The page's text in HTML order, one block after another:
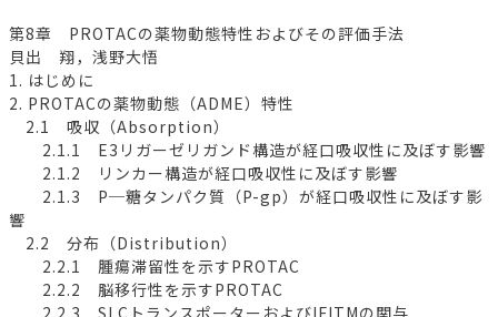
第8章 PROTACの薬物動態特性およびその評価手法
貝出 翔，浅野大悟
1. はじめに
2. PROTACの薬物動態（ADME）特性
2.1 吸収（Absorption）
2.1.1 E3リガーゼリガンド構造が経口吸収性に及ぼす影響
2.1.2 リンカー構造が経口吸収性に及ぼす影響
2.1.3 P─糖タンパク質（P-gp）が経口吸収性に及ぼす影
響
2.2 分布（Distribution）
2.2.1 腫瘍滞留性を示すPROTAC
2.2.2 脳移行性を示すPROTAC